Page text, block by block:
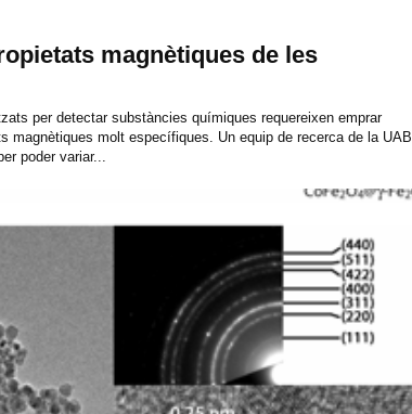
magnètiques de les
per detectar substàncies químiques requereixen emprar
magnètiques molt específiques. Un equip de recerca de la UAB
poder variar...